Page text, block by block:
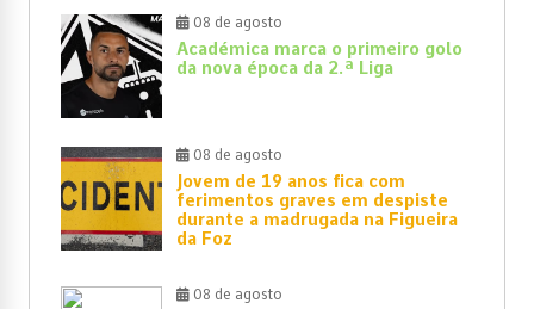
08 de agosto
Académica marca o primeiro golo
da nova época da 2.ª Liga
08 de agosto
Jovem de 19 anos fica com
ferimentos graves em despiste
durante a madrugada na Figueira
da Foz
08 de agosto